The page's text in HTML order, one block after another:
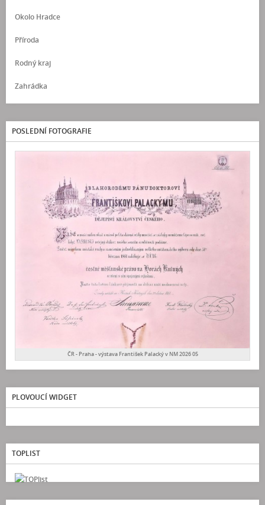
Okolo Hradce
Příroda
Rodný kraj
Zahrádka
POSLEDNÍ FOTOGRAFIE
ČR - Praha - výstava František Palacký v NM 2026 05
PLOVOUCÍ WIDGET
TOPLIST